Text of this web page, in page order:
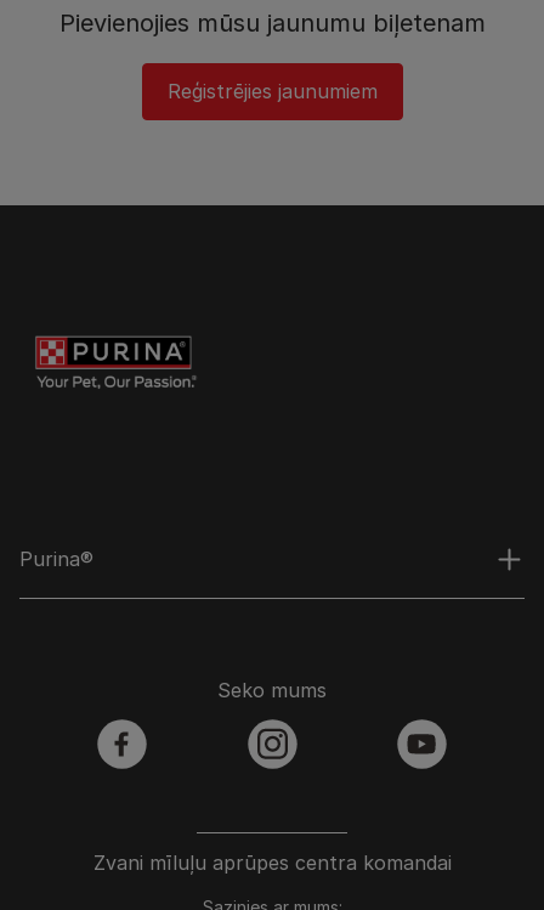
Pievienojies mūsu jaunumu biļetenam
Reģistrējies jaunumiem
Purina®
Zvani mīluļu aprūpes centra komandai
Seko mums
facebook instagram youtube